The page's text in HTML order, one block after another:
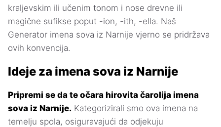
kraljevskim ili učenim tonom i nose drevne ili
magične sufikse poput -ion, -ith, -ella. Naš
Generator imena sova iz Narnije vjerno se pridržava
ovih konvencija.
Ideje za imena sova iz Narnije
Pripremi se da te očara hirovita čarolija imena
sova iz Narnije. Kategorizirali smo ova imena na
temelju spola, osiguravajući da odjekuju